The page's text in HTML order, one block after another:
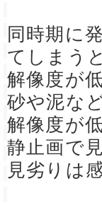
同時期に
てしまうと
解像度が
砂や泥な
解像度が
静止画で
見劣りは